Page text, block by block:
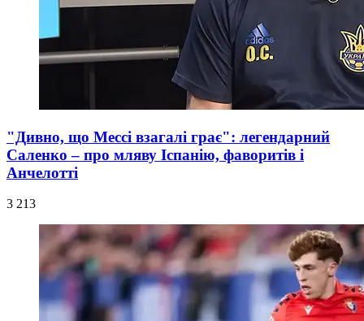
"Дивно, що Мессі взагалі грає": легендарний
Саленко – про мляву Іспанію, фаворитів і
Анчелотті
3 213